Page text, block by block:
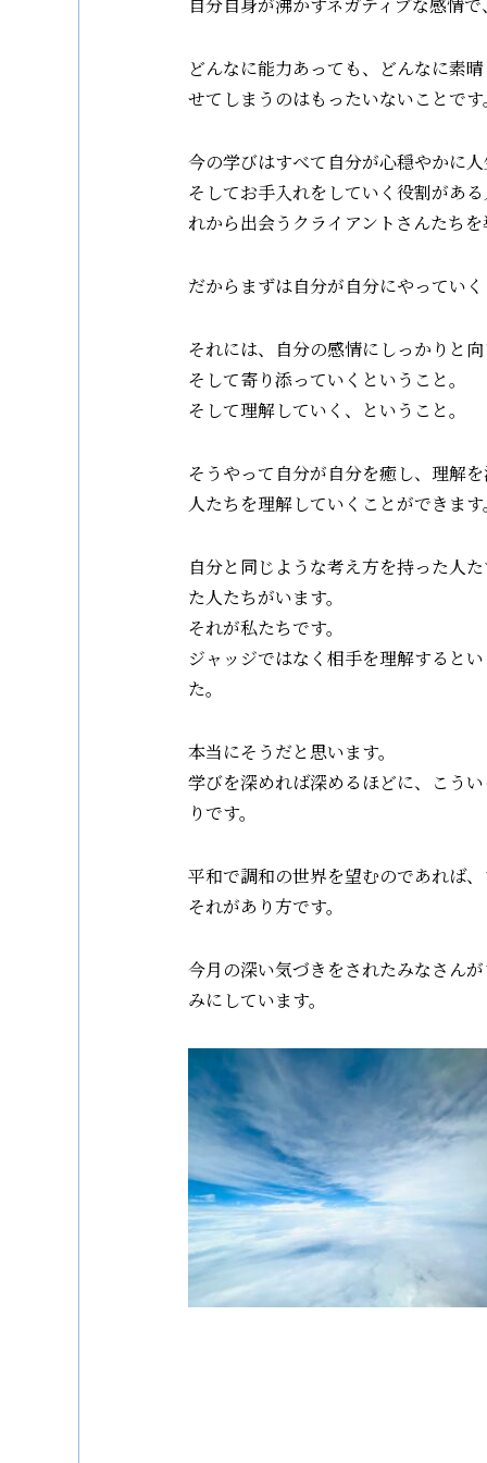
どんなに能力あっても、どんなに素
せてしまうのはもったいないことで
今の学びはすべて自分が心穏やかに
そしてお手入れをしていく役割があ
れから出会うクライアントさんたち
だからまずは自分が自分にやってい
それには、自分の感情にしっかりと
そして寄り添っていくということ。
そして理解していく、ということ。
そうやって自分が自分を癒し、理解
人たちを理解していくことができま
自分と同じような考え方を持った人
た人たちがいます。
それが私たちです。
ジャッジではなく相手を理解すると
た。
本当にそうだと思います。
学びを深めれば深めるほどに、こう
りです。
平和で調和の世界を望むのであれば
それがあり方です。
今月の深い気づきをされたみなさん
みにしています。